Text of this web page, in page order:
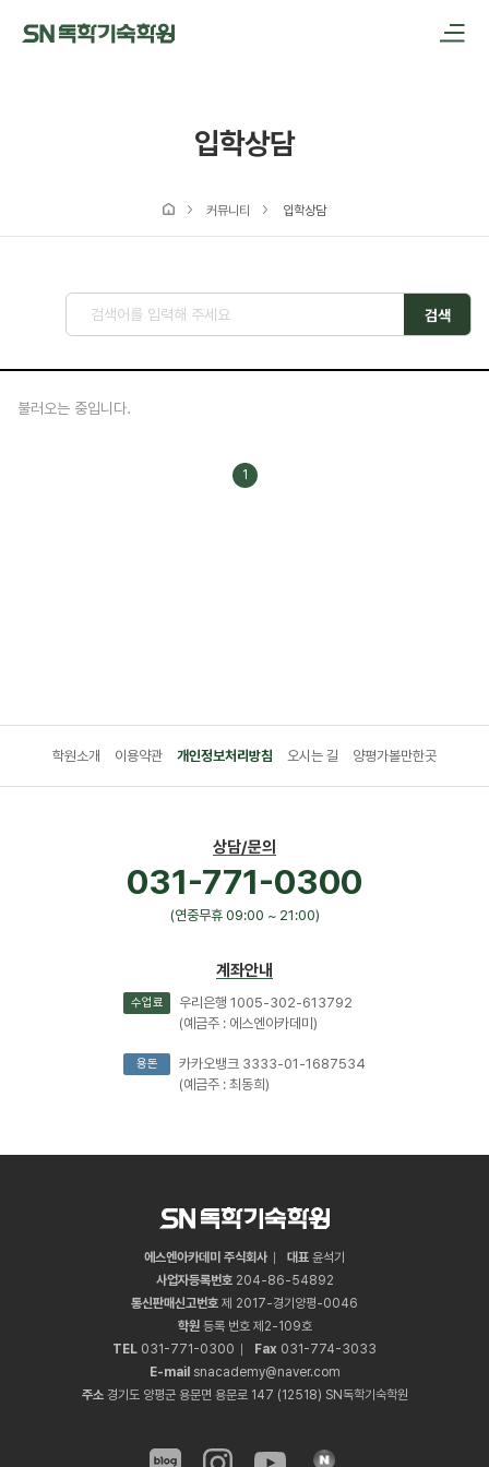
입학상담
커뮤니티 입학상담
검색
불러오는 중입니다.
1
학원소개 이용약관 개인정보처리방침 오시는 길 양평가볼만한곳
상담/문의
031-771-0300
(연중무휴 09:00 ~ 21:00)
계좌안내
수업료
우리은행 1005-302-613792
(예금주 : 에스엔아카데미)
용돈
카카오뱅크 3333-01-1687534
(예금주 : 최동희)
에스엔아카데미 주식회사 대표 윤석기
사업자등록번호 204-86-54892
통신판매신고번호 제 2017-경기양평-0046
학원등록 번호 제2-109호
TEL 031 -771 -0300 Fax 031 -774-3033
E-mail snacademy@naver.com
주소경기도 양평군 용문면 용문로 147 (12518) SN독학기숙학원